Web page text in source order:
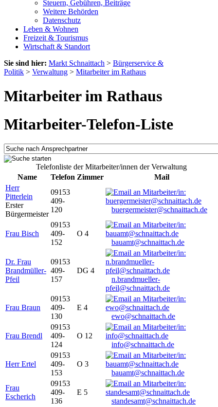
Steuern, Gebühren, Beiträge
Weitere Behörden
Datenschutz
Leben & Wohnen
Freizeit & Tourismus
Wirtschaft & Standort
Sie sind hier: Markt Schnaittach > Bürgerservice &
Politik > Verwaltung > Mitarbeiter im Rathaus
Mitarbeiter im Rathaus
Mitarbeiter-Telefon-Liste
Telefonliste der Mitarbeiter/innen der Verwaltung
Name
Telefon Zimmer
Mail
Herr
Pitterlein
Erster
Bürgermeister
09153
409-
120
buergermeister@schnaittach.de
Frau Bisch
09153
409-
152
O 4
bauamt@schnaittach.de
Dr. Frau
Brandmüller-
Pfeil
09153
409-
157
DG 4
n.brandmueller-
pfeil@schnaittach.de
Frau Braun
09153
409-
130
E 4
ewo@schnaittach.de
Frau Brendl
09153
409-
124
O 12
info@schnaittach.de
Herr Ertel
09153
409-
153
O 3
bauamt@schnaittach.de
Frau
Escherich
09153
409-
136
E 5
standesamt@schnaittach.de